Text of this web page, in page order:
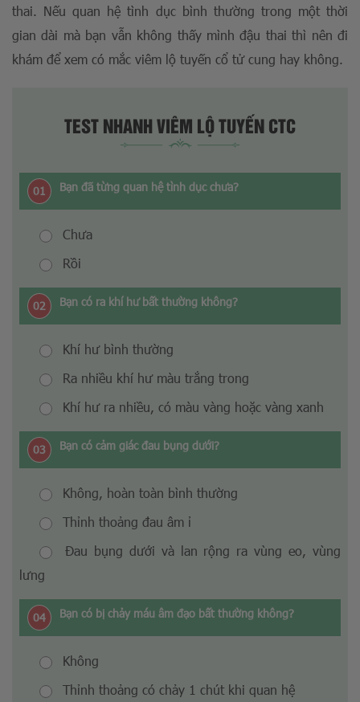
thai. Nếu quan hệ tình dục bình thường trong một thời
gian dài mà bạn vẫn không thấy mình đậu thai thì nên đi
khám để xem có mắc viêm lộ tuyến cổ tử cung hay không.
TEST NHANH VIÊM LỘ TUYẾN CTC
01 Bạn đã từng quan hệ tình dục chưa?
Chưa
Rồi
02 Bạn có ra khí hư bất thường không?
Khí hư bình thường
Ra nhiều khí hư màu trắng trong
Khí hư ra nhiều, có màu vàng hoặc vàng xanh
03 Bạn có cảm giác đau bụng dưới?
Không, hoàn toàn bình thường
Thỉnh thoảng đau âm ỉ
Đau bụng dưới và lan rộng ra vùng eo, vùng
lưng
04 Bạn có bị chảy máu âm đạo bất thường không?
Không
Thỉnh thoảng có chảy 1 chút khi quan hệ